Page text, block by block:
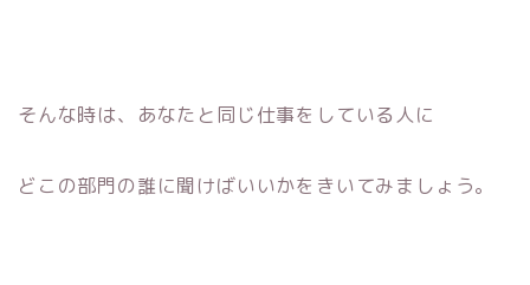
そんな時は、あなたと同じ仕事をしている人に
どこの部門の誰に聞けばいいかをきいてみましょう。